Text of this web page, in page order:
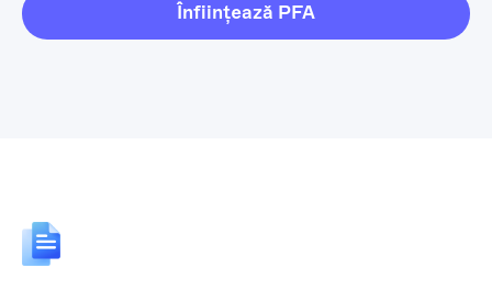
Înființează PFA